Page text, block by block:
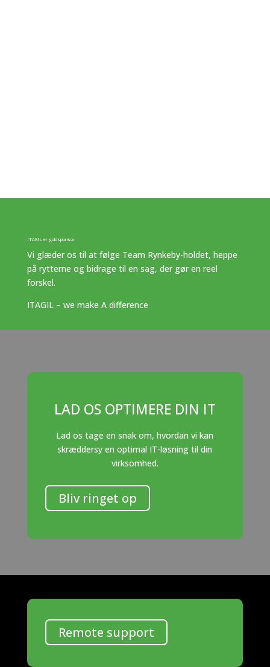
ITAGIL er guldsponsor
Vi glæder os til at følge Team Rynkeby-holdet, heppe
på rytterne og bidrage til en sag, der gør en reel
forskel.
ITAGIL – we make A difference
LAD OS OPTIMERE DIN IT
Lad os tage en snak om, hvordan vi kan
skræddersy en optimal IT-løsning til din
virksomhed.
Bliv ringet op
Remote support